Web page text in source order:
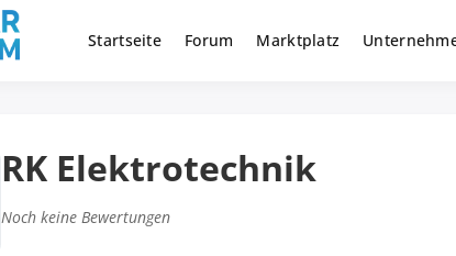
Solar Forum
Deutschlandweit Nr. 1 Forum für gewerbliche Solar
Startseite Forum Marktplatz
RK Elektrotechnik
Noch keine Bewertungen